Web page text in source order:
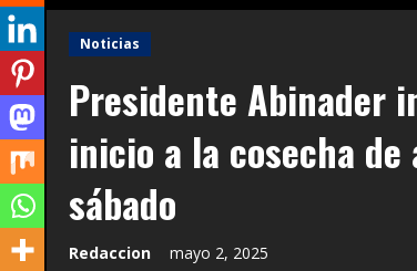
Noticias
Presidente Abinader
inicio a la cosecha de
sábado
Redaccion mayo 2, 2025